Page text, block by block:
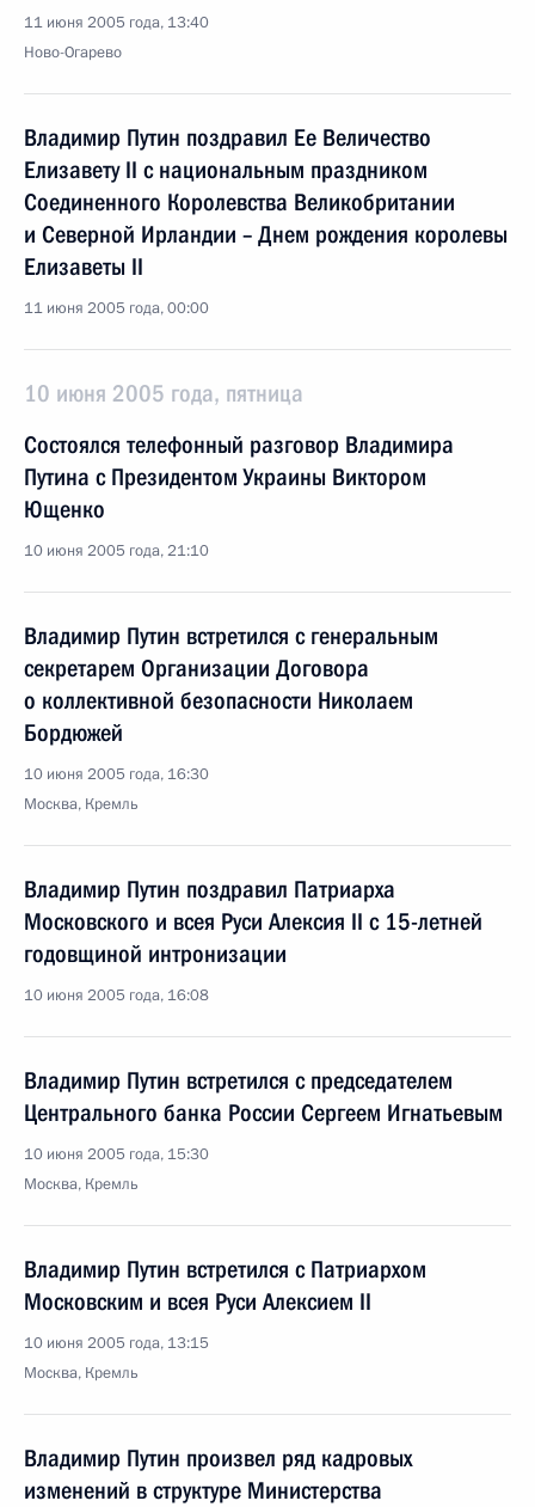
11 июня 2005 года, 13:40
Ново-Огарево
Владимир Путин поздравил Ee Величество
Елизавету II с национальным праздником
Соединенного Королевства Великобритании
и Северной Ирландии – Днем рождения королевы
Елизаветы II
11 июня 2005 года, 00:00
10 июня 2005 года, пятница
Состоялся телефонный разговор Владимира
Путина с Президентом Украины Виктором
Ющенко
10 июня 2005 года, 21:10
Владимир Путин встретился с генеральным
секретарем Организации Договора
о коллективной безопасности Николаем
Бордюжей
10 июня 2005 года, 16:30
Москва, Кремль
Владимир Путин поздравил Патриарха
Московского и всея Руси Алексия II с 15-летней
годовщиной интронизации
10 июня 2005 года, 16:08
Владимир Путин встретился с председателем
Центрального банка России Сергеем Игнатьевым
10 июня 2005 года, 15:30
Москва, Кремль
Владимир Путин встретился с Патриархом
Московским и всея Руси Алексием II
10 июня 2005 года, 13:15
Москва, Кремль
Владимир Путин произвел ряд кадровых
изменений в структуре Министерства